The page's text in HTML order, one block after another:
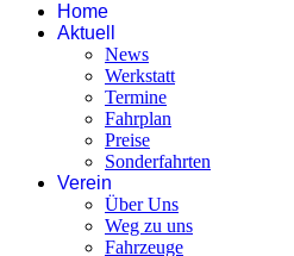
Home
Aktuell
News
Werkstatt
Termine
Fahrplan
Preise
Sonderfahrten
Verein
Über Uns
Weg zu uns
Fahrzeuge